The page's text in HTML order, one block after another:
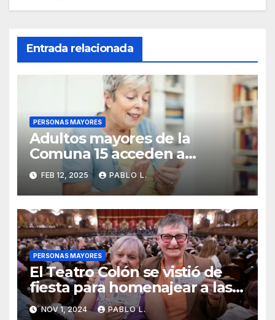
Entrada relacionada
PERSONAS MAYORES
Adultos mayores de la
Comuna 15 acceden a
capacitación digital gratuita
en nueva sede
FEB 12, 2025 PABLO L.
PERSONAS MAYORES
El Teatro Colón se vistió de
fiesta para homenajear a las
personas mayores
NOV 1, 2024 PABLO L.